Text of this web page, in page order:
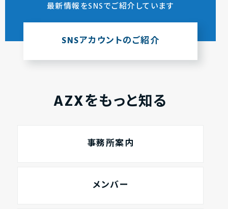
最新情報をSNSでご紹介しています
SNSアカウントのご紹介
AZXをもっと知る
事務所案内
メンバー